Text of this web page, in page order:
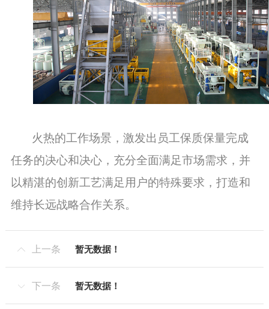
火热的工作场景，激发出员工保质保量完成
任务的决心和决心，充分全面满足市场需求，并
以精湛的创新工艺满足用户的特殊要求 ，打造和
维持长远战略合作关系。
 上一条 暂无数据！
 下一条 暂无数据！